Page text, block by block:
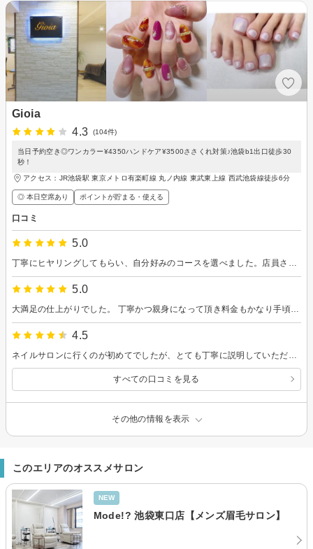
Gioia
4.3
(104件)
当日予約空き◎ワンカラー¥4350ハンドケア¥3500ささくれ対策♪池袋b1出口徒歩30
秒！
アクセス：JR池袋駅 東京メトロ有楽町線 丸ノ内線 東武東上線 西武池袋線徒歩6分
◎ 本日空席あり ポイントが貯まる・使える
口コミ
5.0
5.0
大満足の仕上がりでした。 丁寧かつ親身になって頂き料金もかなり手頃かと思います。またこちらに通いたいと思えるお店です。 担当のスタッフ様の技術力は完璧かと思いました。 ありがとうございました
4.5
すべての口コミを見る
その他の情報を表示
このエリアのオススメサロン
NEW
Mode!? 池袋東口店【メンズ眉毛サロン】